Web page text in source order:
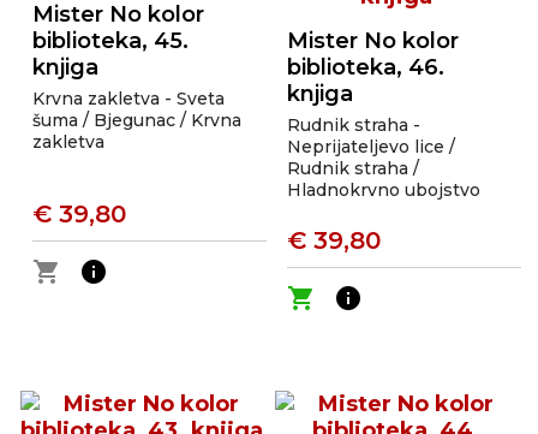
Mister No kolor
biblioteka, 45.
knjiga
Krvna zakletva - Sveta
šuma / Bjegunac / Krvna
zakletva
€ 39,80
shopping_cart
info
Mister No kolor
biblioteka, 46.
knjiga
Rudnik straha -
Neprijateljevo lice /
Rudnik straha /
Hladnokrvno ubojstvo
€ 39,80
shopping_cart
info